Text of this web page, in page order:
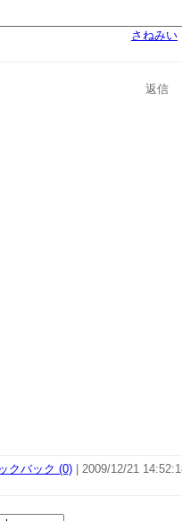
さねみい
返信
クバック (0) | 2009/12/21